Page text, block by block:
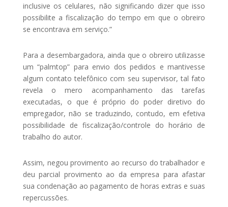
inclusive os celulares, não significando dizer que isso
possibilite a fiscalização do tempo em que o obreiro
se encontrava em serviço.”
Para a desembargadora, ainda que o obreiro utilizasse
um “palmtop” para envio dos pedidos e mantivesse
algum contato telefônico com seu supervisor, tal fato
revela o mero acompanhamento das tarefas
executadas, o que é próprio do poder diretivo do
empregador, não se traduzindo, contudo, em efetiva
possibilidade de fiscalização/controle do horário de
trabalho do autor.
Assim, negou provimento ao recurso do trabalhador e
deu parcial provimento ao da empresa para afastar
sua condenação ao pagamento de horas extras e suas
repercussões.